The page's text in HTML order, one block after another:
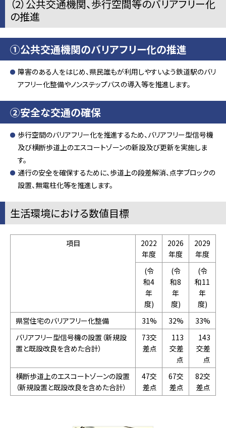
（2）公共交通機関、歩行空間等のバリアフリー化
の推進
①公共交通機関のバリアフリー化の推進
障害のある人をはじめ、県民誰もが利用しやすいよう鉄道駅のバリ
アフリー化整備やノンステップバスの導入等を推進します。
②安全な交通の確保
歩行空間のバリアフリー化を推進するため、バリアフリー型信号機
及び横断歩道上のエスコートゾーンの新設及び更新を実施しま
す。
通行の安全を確保するために、歩道上の段差解消、点字ブロックの
設置、無電柱化等を推進します。
生活環境における数値目標
項目
2022
年度
2026
年度
2029
年度
(令
和4
年
度)
(令
和8
年
度)
(令
和11
年
度)
県営住宅のバリアフリー化整備
31% 32%
33%
バリアフリー型信号機の設置（新規設
置と既設改良を含めた合計）
73交
差点
113
交差
点
143
交差
点
横断歩道上のエスコートゾーンの設置
（新規設置と既設改良を含めた合計）
47交
差点
67交
差点
82交
差点